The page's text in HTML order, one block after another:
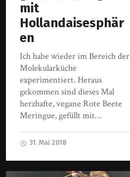
mit
Hollandaisesphär
en
Ich habe wieder im Bereich der
Molekularküche
experimentiert. Heraus
gekommen sind dieses Mal
herzhafte, vegane Rote Beete
Meringue, gefüllt mit…
31. Mai 2018